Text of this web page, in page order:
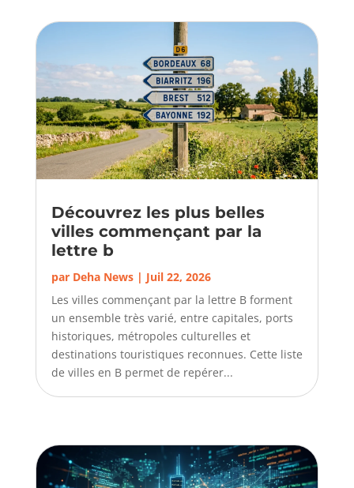
Découvrez les plus belles
villes commençant par la
lettre b
par Deha News| Juil 22, 2026
Les villes commençant par la lettre B forment
un ensemble très varié, entre capitales, ports
historiques, métropoles culturelles et
destinations touristiques reconnues. Cette liste
de villes en B permet de repérer...